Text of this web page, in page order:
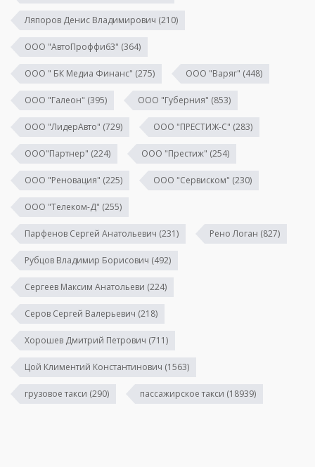
Ляпоров Денис Владимирович (210)
ООО "АвтоПроффи63" (364)
ООО " БК Медиа Финанс" (275) ООО "Варяг" (448)
ООО "Галеон" (395) ООО "Губерния" (853)
ООО "ЛидерАвто" (729) ООО "ПРЕСТИЖ-С" (283)
ООО"Партнер" (224) ООО "Престиж" (254)
ООО "Реновация" (225) ООО "Сервиском" (230)
ООО "Телеком-Д" (255)
Парфенов Сергей Анатольевич (231) Рено Логан (827)
Рубцов Владимир Борисович (492)
Сергеев Максим Анатольеви (224)
Серов Сергей Валерьевич (218)
Хорошев Дмитрий Петрович (711)
Цой Климентий Константинович (1563)
грузовое такси (290) пассажирское такси (18939)